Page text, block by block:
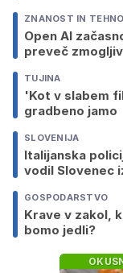
ZNANOST IN
Open AI
preveč zmogljiv
TUJINA
'Kot v slabem
gradbeno jamo
SLOVENIJA
Italijanska
vodil Slovenec
GOSPODARSTVO
Krave v zakol,
bomo jedli?